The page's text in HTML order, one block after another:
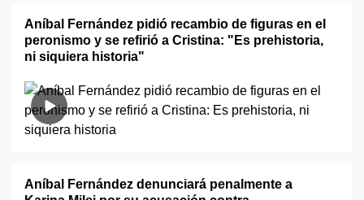
Aníbal Fernández pidió recambio de figuras en el
peronismo y se refirió a Cristina: "Es prehistoria,
ni siquiera historia"
Aníbal Fernández denunciará penalmente a